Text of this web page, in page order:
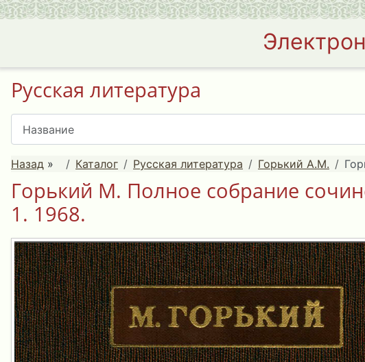
Русская литература
Назад » Каталог Русская литература Горький А.М.
Горький М. Полное собрание
1. 1968.